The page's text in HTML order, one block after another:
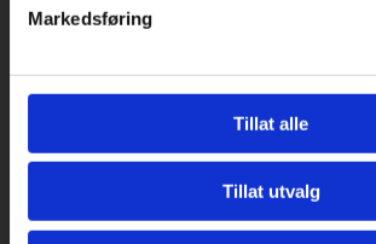
Markedsføring
Tillat alle
Tillat utvalg
JT Mekaniske AS
6240 Ørskog
Kontakt oss
 firmapost@jtmekaniske.com